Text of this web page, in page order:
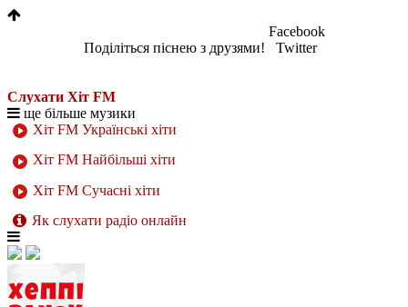
Поділіться піснею з друзями!
Facebook
Twitter
Слухати Хіт FM
ще більше музики
Хіт FM Українські хіти
Хіт FM Найбільші хіти
Хіт FM Сучасні хіти
Як слухати радіо онлайн